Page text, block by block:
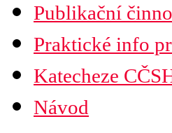
Publikační
Praktické info
Katecheze
Návod